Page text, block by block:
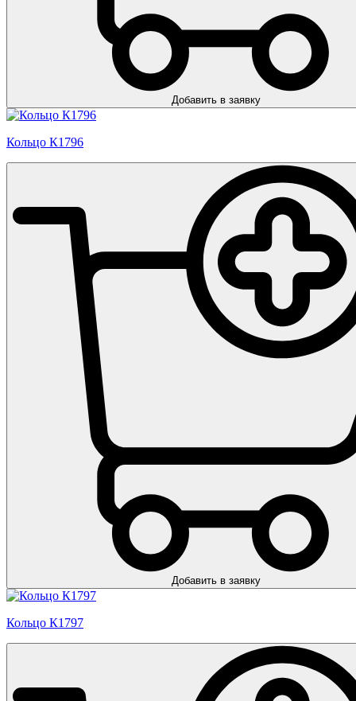
Добавить в заявку
Кольцо К1796
Добавить в заявку
Кольцо К1797